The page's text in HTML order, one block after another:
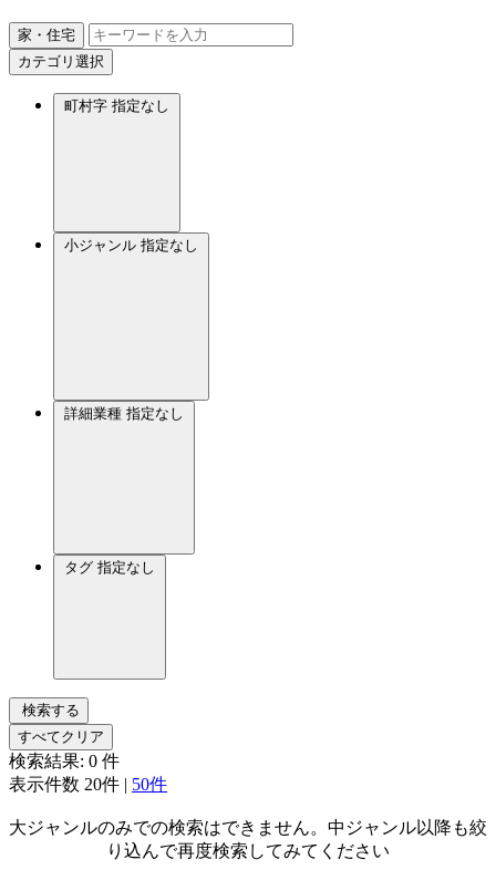
家・住宅
カテゴリ選択
町村字 指定なし
小ジャンル 指定なし
詳細業種 指定なし
タグ 指定なし
検索する
すべてクリア
検索結果: 0 件
表示件数 20件 | 50件
大ジャンルのみでの検索はできません。中ジャンル以降も絞
り込んで再度検索してみてください